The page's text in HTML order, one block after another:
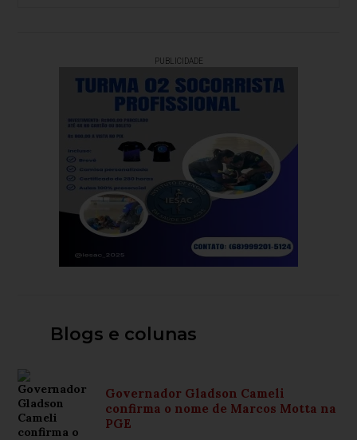
PUBLICIDADE
Blogs e colunas
Governador Gladson Cameli
confirma o nome de Marcos Motta na
PGE